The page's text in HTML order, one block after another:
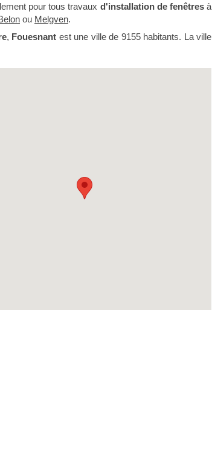
pour tous travaux d'installation de fenêtresà
ou Melgven.
, Fouesnant est une ville de 9155 habitants. La ville